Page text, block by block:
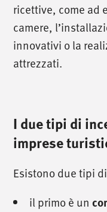
ricettive, come ad
camere,
innovativi o la
attrezzati.
I due tipi di
imprese
Esistono due tipi
il primo è un